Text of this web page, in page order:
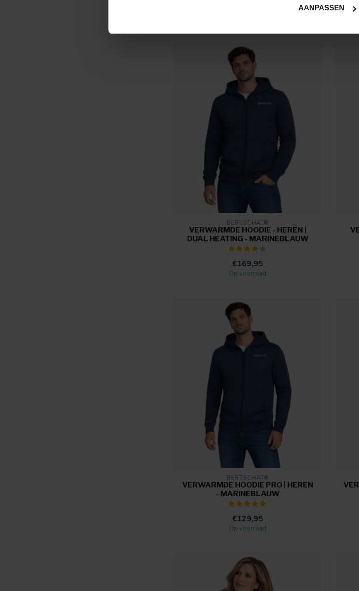
AANPASSEN
BERTSCHAT®
VERWARMDE HOODIE - HEREN |
DUAL HEATING - MARINEBLAUW
€169,95
Op voorraad
BERTSCHAT®
VERWARMDE HOODIE PRO | HEREN
- MARINEBLAUW
€129,95
Op voorraad